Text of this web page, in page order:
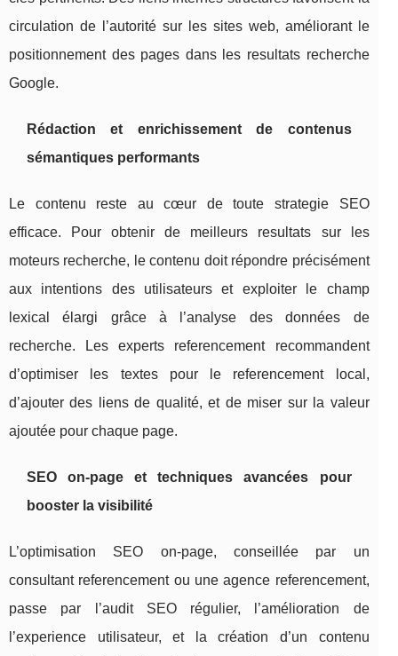
circulation de l’autorité sur les sites web, améliorant le
positionnement des pages dans les resultats recherche
Google.
Rédaction et enrichissement de contenus
sémantiques performants
Le contenu reste au cœur de toute strategie SEO
efficace. Pour obtenir de meilleurs resultats sur les
moteurs recherche, le contenu doit répondre précisément
aux intentions des utilisateurs et exploiter le champ
lexical élargi grâce à l’analyse des données de
recherche. Les experts referencement recommandent
d’optimiser les textes pour le referencement local,
d’ajouter des liens de qualité, et de miser sur la valeur
ajoutée pour chaque page.
SEO on-page et techniques avancées pour
booster la visibilité
L’optimisation SEO on-page, conseillée par un
consultant referencement ou une agence referencement,
passe par l’audit SEO régulier, l’amélioration de
l’experience utilisateur, et la création d’un contenu